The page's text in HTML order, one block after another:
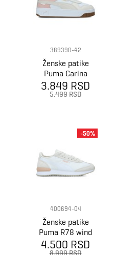
389390-42
Ženske patike
Puma Carina
Street
3.849 RSD
5.499 RSD
400694-04
Ženske patike
Puma R78 wind
nylon
4.500 RSD
8.999 RSD
-50%